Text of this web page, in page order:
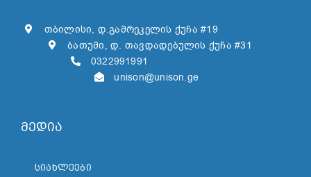
თბილისი, დ.გამრეკელის ქუჩა #19
ბათუმი, დ. თავდადებულის ქუჩა #31
0322991991
unison@unison.ge
მედია
ᲡᲘᲐᲮᲚᲔᲔᲑᲘ